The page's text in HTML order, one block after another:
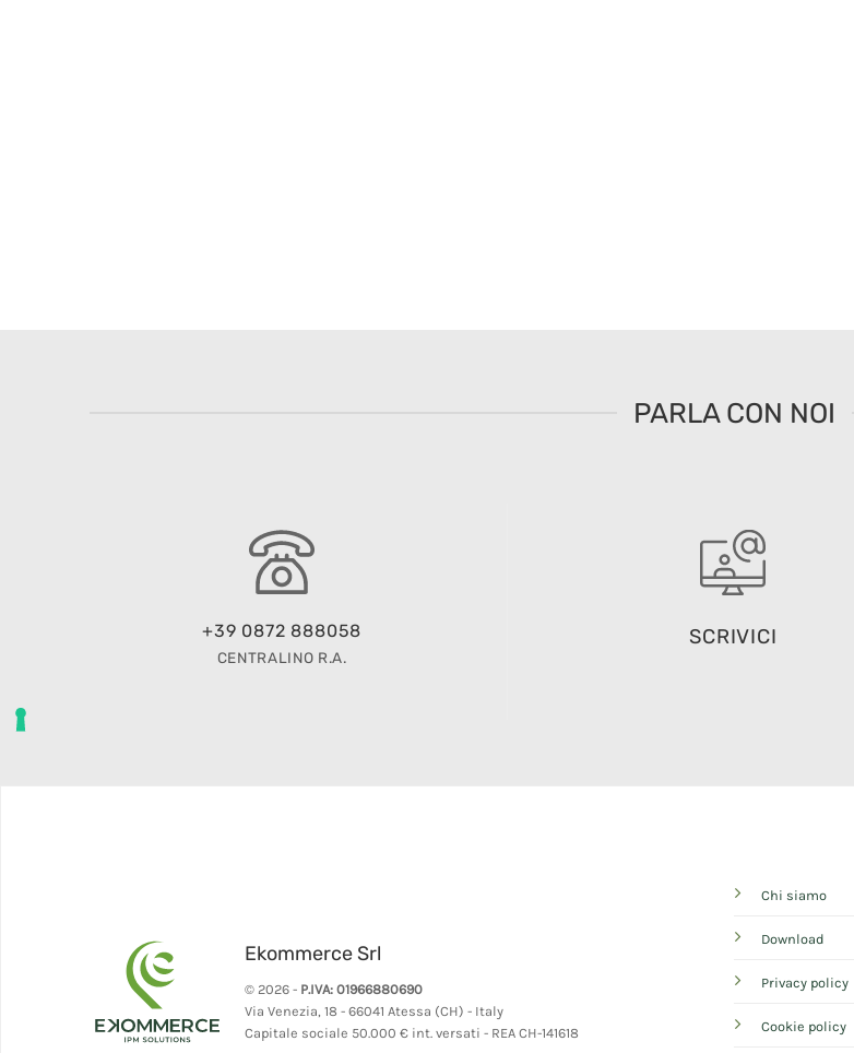
PARLA CON NOI
+39 0872 888058
CENTRALINO R.A.
SCRIVICI
Ekommerce Srl
© 2026 - P.IVA: 01966880690
Via Venezia, 18 - 66041 Atessa (CH) - Italy
Capitale sociale 50.000 € int. versati - REA CH-141618
Chi siamo
Download
Privacy policy
Cookie policy